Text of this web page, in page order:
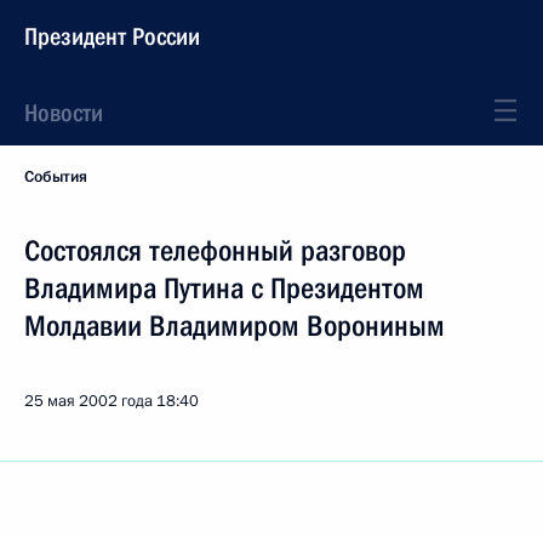
Президент России
Новости
События
Состоялся телефонный разговор
Владимира Путина с Президентом
Молдавии Владимиром Ворониным
25 мая 2002 года 18:40